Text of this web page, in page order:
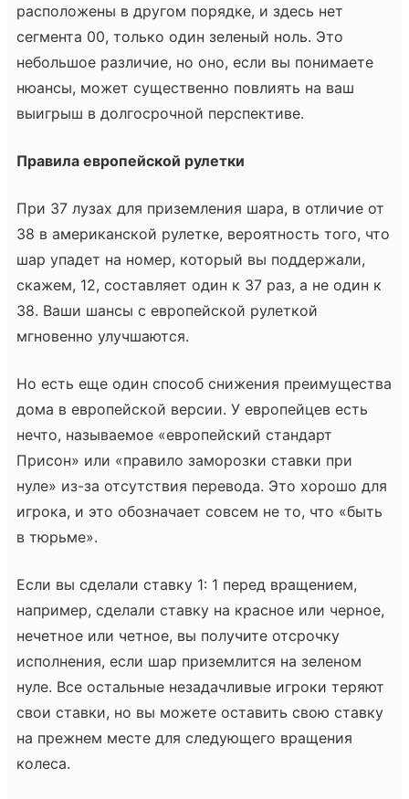
расположены в другом порядке, и здесь нет
сегмента 00, только один зеленый ноль. Это
небольшое различие, но оно, если вы понимаете
нюансы, может существенно повлиять на ваш
выигрыш в долгосрочной перспективе.
Правила европейской рулетки
При 37 лузах для приземления шара, в отличие от
38 в американской рулетке, вероятность того, что
шар упадет на номер, который вы поддержали,
скажем, 12, составляет один к 37 раз, а не один к
38. Ваши шансы с европейской рулеткой
мгновенно улучшаются.
Но есть еще один способ снижения преимущества
дома в европейской версии. У европейцев есть
нечто, называемое «европейский стандарт
Присон» или «правило заморозки ставки при
нуле» из-за отсутствия перевода. Это хорошо для
игрока, и это обозначает совсем не то, что «быть
в тюрьме».
Если вы сделали ставку 1: 1 перед вращением,
например, сделали ставку на красное или черное,
нечетное или четное, вы получите отсрочку
исполнения, если шар приземлится на зеленом
нуле. Все остальные незадачливые игроки теряют
свои ставки, но вы можете оставить свою ставку
на прежнем месте для следующего вращения
колеса.